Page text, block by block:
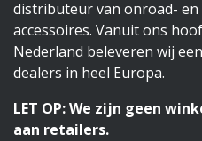
distributeur van onroad-
accessoires. Vanuit ons
Nederland beleveren wij
dealers in heel Europa.
LET OP: We zijn geen
aan retailers.